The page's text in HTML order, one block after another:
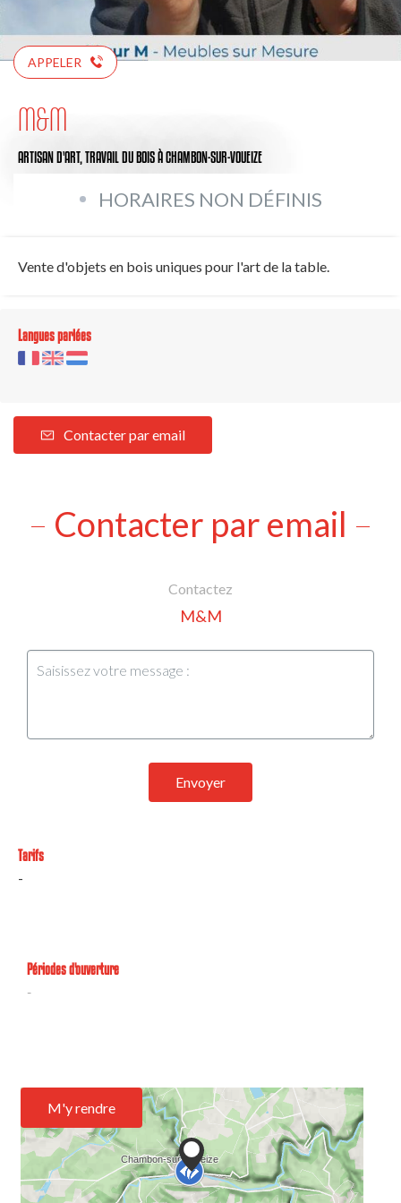
APPELER
M&M
ARTISAN D'ART, TRAVAIL DU BOISÀ CHAMBON-SUR-VOUEIZE
HORAIRES NON DÉFINIS
Vente d'objets en bois uniques pour l'art de la table.
Langues parlées
Contacter par email
Contacter par email
Contactez
M&M
Envoyer
Tarifs
-
Périodes d'ouverture
-
M'y rendre